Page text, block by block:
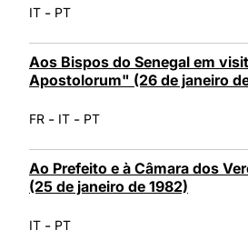
IT - PT
Aos Bispos do Senegal em
Apostolorum" (26 de janeiro
FR - IT - PT
Ao Prefeito e à Câmara dos
(25 de janeiro de 1982)
IT - PT